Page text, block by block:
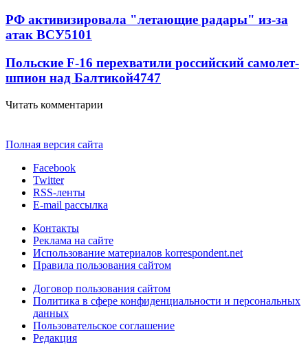
РФ активизировала "летающие радары" из-за
атак ВСУ5101
Польские F-16 перехватили российский самолет-
шпион над Балтикой4747
Читать комментарии
Полная версия сайта
Facebook
Twitter
RSS-ленты
E-mail рассылка
Контакты
Реклама на сайте
Использование материалов korrespondent.net
Правила пользования сайтом
Договор пользования сайтом
Политика в сфере конфиденциальности и персональных
данных
Пользовательское соглашение
Редакция